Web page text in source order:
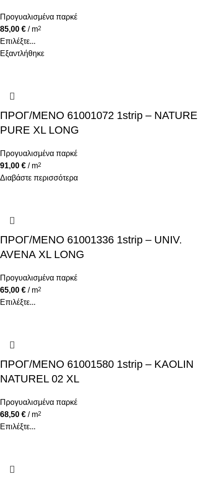
Προγυαλισμένα παρκέ
85,00 € / m2
Επιλέξτε...
Εξαντλήθηκε
ΠΡΟΓ/ΜΕΝΟ 61001072 1strip – NATURE
PURE XL LONG
Προγυαλισμένα παρκέ
91,00 € / m2
Διαβάστε περισσότερα
ΠΡΟΓ/ΜΕΝΟ 61001336 1strip – UNIV.
AVENA XL LONG
Προγυαλισμένα παρκέ
65,00 € / m2
Επιλέξτε...
ΠΡΟΓ/ΜΕΝΟ 61001580 1strip – KAOLIN
NATUREL 02 XL
Προγυαλισμένα παρκέ
68,50 € / m2
Επιλέξτε...